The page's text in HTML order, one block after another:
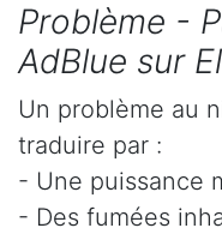
Problème -
AdBlue sur
Un problème au
traduire par :
- Une puissance
- Des fumées